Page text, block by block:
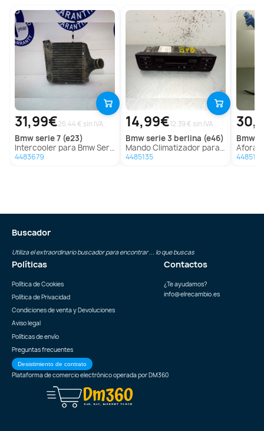
31,99€26.44 € sin IVA
bmwserie 7 (e23)
Intercooler para Bmw Serie 7 (E23)
4483679
14,99€12.39 € sin IVA
bmwserie 3 berlina (e46)
Mando Climatizador para Bmw Serie 3 Berlina (E46)
4485135
bmw
4485127
Buscador
Utiliza el extraordinario buscador para encontrar ... lo que buscas
Políticas
Política de Cookies
Política de Privacidad
Condiciones de venta y Devoluciones
Aviso legal
Políticas de envío
Preguntas frecuentes
Desistimiento de contrato
Contactos
¿Te ayudamos?
info@elrecambio.es
Plataforma de comercio electrónico operada porDM360